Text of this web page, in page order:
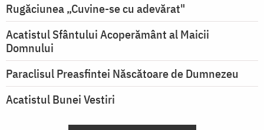
Rugăciunea „Cuvine-se cu adevărat"
Acatistul Sfântului Acoperământ al Maicii
Domnului
Paraclisul Preasfintei Născătoare de Dumnezeu
Acatistul Bunei Vestiri